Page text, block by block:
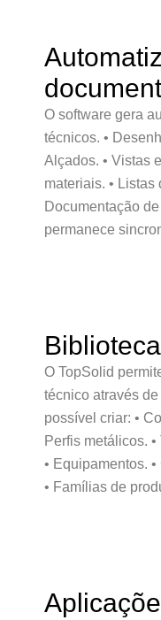
O software gera
técnicos. •
Alçados. • Vistas
materiais. • Listas
Documentação
permanece
O TopSolid
técnico através
possível criar: •
Perfis metálicos.
• Equipamentos.
• Famílias de